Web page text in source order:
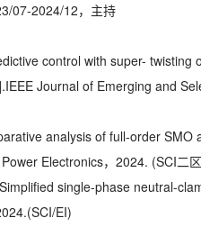
07-2024/12，主持
control with super-
Journal of Emerging and
analysis of full-order SMO
Electronics，2024. (SCI二
single-phase neutral-
EI)